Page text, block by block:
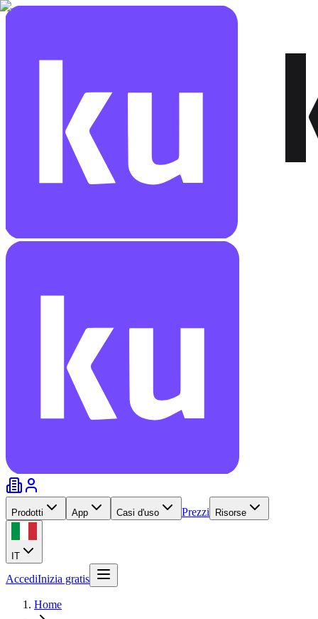
Prodotti App Casi d'uso Prezzi Risorse
IT
AccediInizia gratis
Home